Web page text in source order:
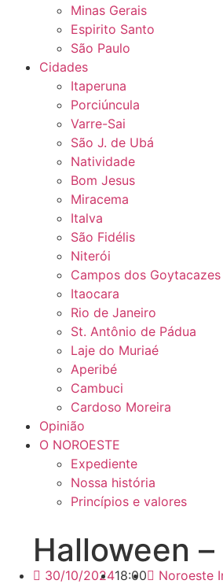
Minas Gerais
Espirito Santo
São Paulo
Cidades
Itaperuna
Porciúncula
Varre-Sai
São J. de Ubá
Natividade
Bom Jesus
Miracema
Italva
São Fidélis
Niterói
Campos dos Goytacazes
Itaocara
Rio de Janeiro
St. Antônio de Pádua
Laje do Muriaé
Aperibé
Cambuci
Cardoso Moreira
Opinião
O NOROESTE
Expediente
Nossa história
Princípios e valores
Halloween
30/10/202418:00 Noroeste